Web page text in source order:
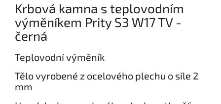
Krbová kamna s teplovodním
výměníkem Prity S3 W17 TV -
černá
Teplovodní výměník
Tělo vyrobené z ocelového plechu o síle 2
mm